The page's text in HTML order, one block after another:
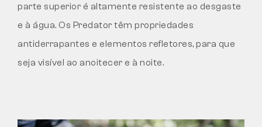
parte superior é altamente resistente ao desgaste
e à água. Os Predator têm propriedades
antiderrapantes e elementos refletores, para que
seja visível ao anoitecer e à noite.